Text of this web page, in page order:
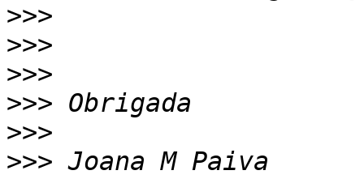
>>>
>>>
>>>
>>>
>>>
>>>